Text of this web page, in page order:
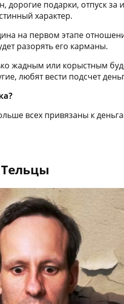
подарки, отпуск за
характер.
на первом этапе
разорять его карманы.
жадным или корыстным
любят вести подсчет
всех привязаны к